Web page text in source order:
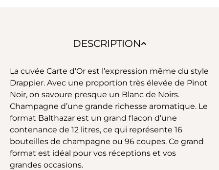
DESCRIPTION
La cuvée Carte d’Or est l’expression même du style
Drappier. Avec une proportion très élevée de Pinot
Noir, on savoure presque un Blanc de Noirs.
Champagne d’une grande richesse aromatique. Le
format Balthazar est un grand flacon d’une
contenance de 12 litres, ce qui représente 16
bouteilles de champagne ou 96 coupes. Ce grand
format est idéal pour vos réceptions et vos
grandes occasions.